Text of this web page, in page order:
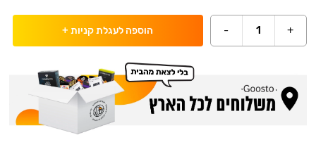
+
1
- הוספה לעגלת קניות +